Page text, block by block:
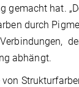
gemacht hat.
durch
abhängt.